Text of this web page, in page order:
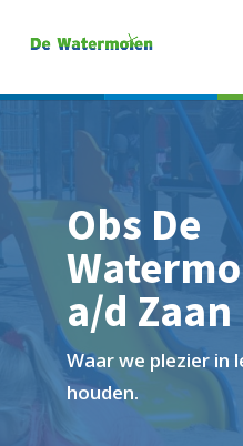
Obs De
a/d Zaan
Waar we plezier in
houden.